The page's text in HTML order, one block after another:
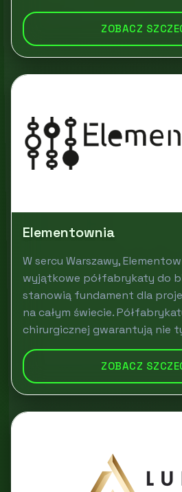
ZOBACZ
Elementownia
W sercu Warszawy,
wyjątkowe półfabrykaty do
stanowią fundament dla
na całym świecie.
chirurgicznej gwarantują nie
ZOBACZ